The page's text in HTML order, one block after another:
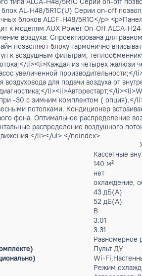
X-00012481
типа ALCA-H48/5R1С Серии
блок AL-H48/5R1C(U) Серии on-
блоков ALCF-H48/5R1C</p>
к моделям AUX Power On-Off
воздуха: Спроектирована
позволяют блоку гармонично
к воздушным фильтрам,
потока;</li><li>Каждая из четырех
увеличенной
воздуховода для подачи
при -30 с зимним комплектом (
потолками. Кондиционер
фона. Оптимальное
распределение
движения.</li></ul> </noindex>
140 м²